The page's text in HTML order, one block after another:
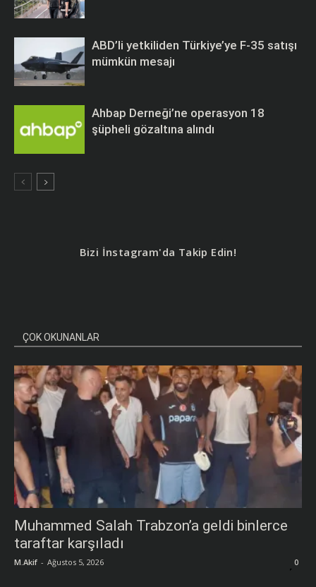
ABD’li yetkiliden Türkiye’ye F-35 satışı
mümkün mesajı
Ahbap Derneği’ne operasyon 18
şüpheli gözaltına alındı
Bizi İnstagram'da Takip Edin!
ÇOK OKUNANLAR
Muhammed Salah Trabzon’a geldi binlerce
taraftar karşıladı
M.Akif - Ağustos 5, 2026 0